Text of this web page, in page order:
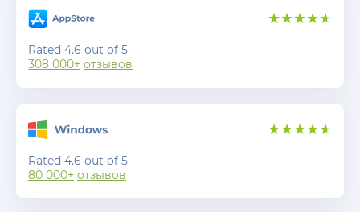
Rated 4.6 out of 5
308 000+ отзывов
Rated 4.6 out of 5
80 000+ отзывов